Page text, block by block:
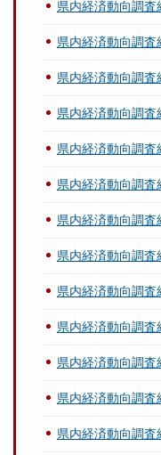
県内経済動向調査
県内経済動向調査
県内経済動向調査
県内経済動向調査
県内経済動向調査
県内経済動向調査
県内経済動向調査
県内経済動向調査
県内経済動向調査
県内経済動向調査
県内経済動向調査
県内経済動向調査
県内経済動向調査